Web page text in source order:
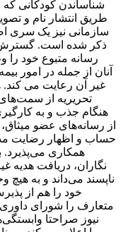
شناساندن کودکانی که
طریق انتشار نام و
سازمانی نیز یک سری
ذکر شده است. گسترش
رسانه متبوع خود
آنان از جمله در امور
غیر آن رعایت می کند.
تحریریه از سمت‌های
هنگام جذب و به
از رسانه‌های عضو
حساب و اظهار رضایت
همکاری می‌پذیرد.
‌نگاران، دریافت هدیه
ناپسند می‌داند و به ‌هیچ
خود را هم از
متعارف را شورای
نیوز صراحتا